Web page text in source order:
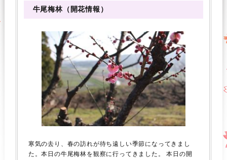
牛尾梅林（開花情報）
寒気の去り、春の訪れが待ち遠しい季節になってきまし
た。本日の牛尾梅林を観察に行ってきました。 本日の開